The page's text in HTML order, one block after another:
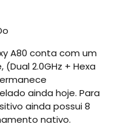
A80 conta com um
2.0GHz + Hexa
ainda hoje. Para
ainda possui 8
nativo.